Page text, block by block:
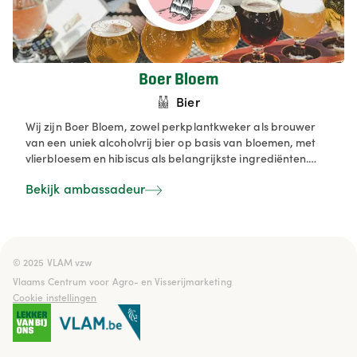
Boer Bloem
Bier
Wij zijn Boer Bloem, zowel perkplantkweker als brouwer
van een uniek alcoholvrij bier op basis van bloemen, met
vlierbloesem en hibiscus als belangrijkste ingrediënten.
bier een verfijnde en aromatische smaak, wat zorgt voor
Bekijk ambassadeur
© 2025 VLAM vzw
Vlaams Centrum voor Agro- en Visserijmarketing
Cookie instellingen